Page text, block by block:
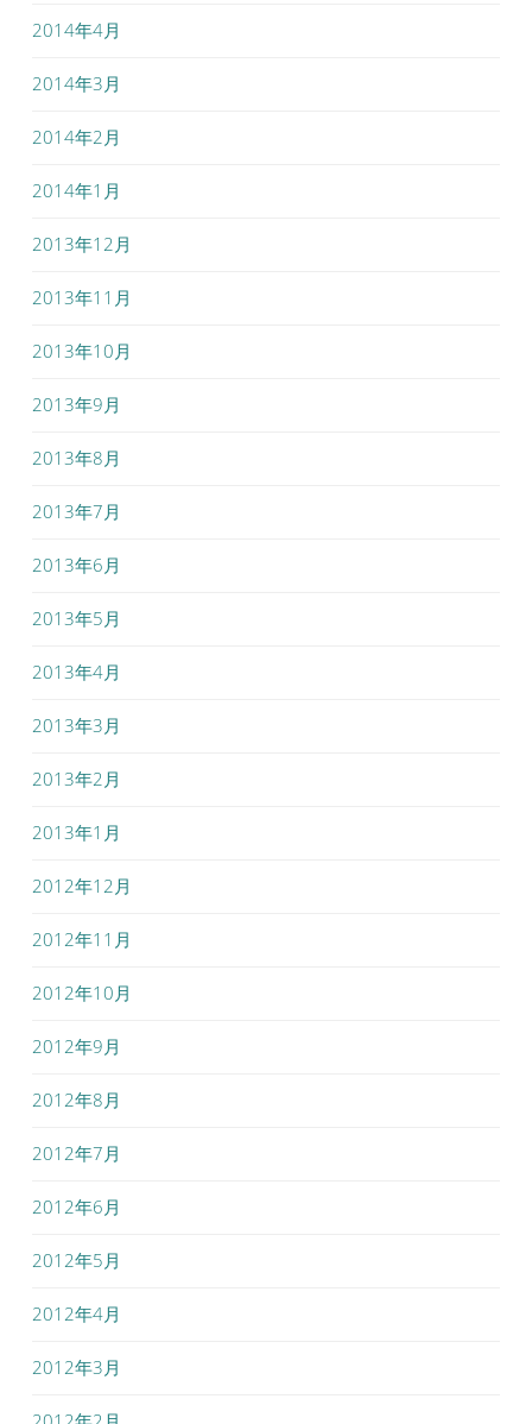
2014年4月
2014年3月
2014年2月
2014年1月
2013年12月
2013年11月
2013年10月
2013年9月
2013年8月
2013年7月
2013年6月
2013年5月
2013年4月
2013年3月
2013年2月
2013年1月
2012年12月
2012年11月
2012年10月
2012年9月
2012年8月
2012年7月
2012年6月
2012年5月
2012年4月
2012年3月